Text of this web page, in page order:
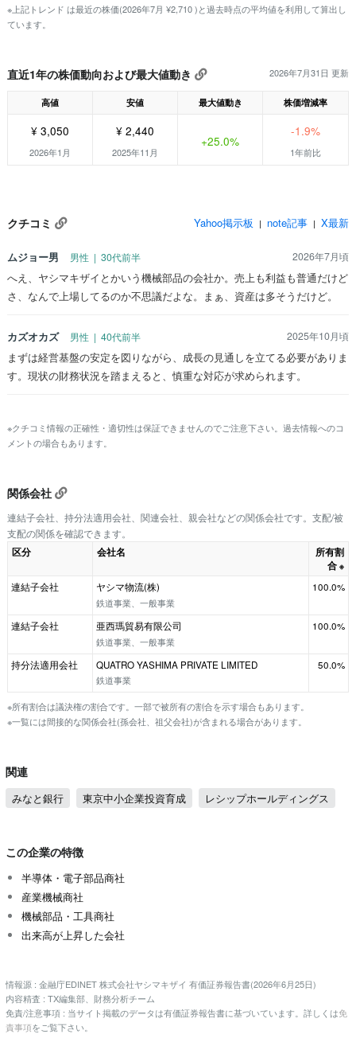
※上記トレンド は最近の株価(2026年7月 ¥2,710 )と過去時点の平均値を利用して算出し
ています。
直近1年の株価動向および最大値動き 2026年7月31日 更新
高値 安値 最大値動き 株価増減率
¥ 3,050
2026年1月
¥ 2,440
2025年11月
+25.0%
-1.9%
1年前比
クチコミ Yahoo掲示板 | note記事 | X最新
ムジョー男 男性 | 30代前半 2026年7月頃
へえ、ヤシマキザイとかいう機械部品の会社か。売上も利益も普通だけど
さ、なんで上場してるのか不思議だよな。まぁ、資産は多そうだけど。
カズオカズ 男性 | 40代前半 2025年10月頃
まずは経営基盤の安定を図りながら、成長の見通しを立てる必要がありま
す。現状の財務状況を踏まえると、慎重な対応が求められます。
※クチコミ情報の正確性・適切性は保証できませんのでご注意下さい。過去情報へのコ
メントの場合もあります。
関係会社
連結子会社、持分法適用会社、関連会社、親会社などの関係会社です。支配/被
支配の関係を確認できます。
区分 会社名
所有割
合 ※
連結子会社
ヤシマ物流(株)
鉄道事業、一般事業
100.0%
連結子会社
亜西瑪貿易有限公司
鉄道事業、一般事業
100.0%
持分法適用会社
QUATRO YASHIMA PRIVATE LIMITED
鉄道事業
50.0%
※所有割合は議決権の割合です。一部で被所有の割合を示す場合もあります。
※一覧には間接的な関係会社(孫会社、祖父会社)が含まれる場合があります。
関連
みなと銀行 東京中小企業投資育成 レシップホールディングス
この企業の特徴
半導体・電子部品商社
産業機械商社
機械部品・工具商社
出来高が上昇した会社
情報源 : 金融庁EDINET 株式会社ヤシマキザイ 有価証券報告書(2026年6月25日)
内容精査 : TX編集部、財務分析チーム
免責/注意事項 : 当サイト掲載のデータは有価証券報告書に基づいています。詳しくは免
責事項をご覧下さい。